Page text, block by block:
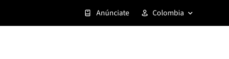
Anúnciate Colombia